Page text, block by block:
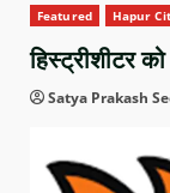
Featured Hapur
हिस्ट्रीशीटर
Satya Prakash